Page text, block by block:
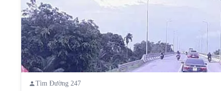
Cầu
Liên Hệ
Tìm Đường 247